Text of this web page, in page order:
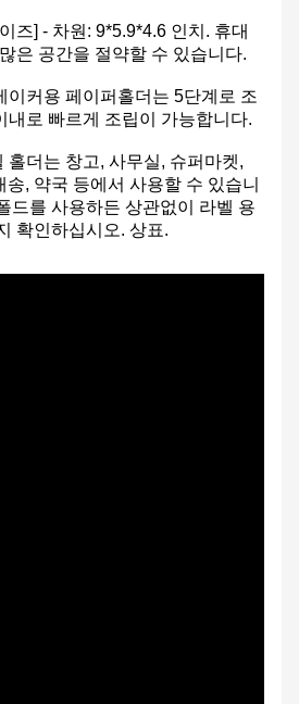
즈] - 차원: 9*5.9*4.6 인치. 휴대
은 공간을 절약할 수 있습니다.
이커용 페이퍼홀더는 5단계로 조
내로 빠르게 조립이 가능합니다.
홀더는 창고, 사무실, 슈퍼마켓,
, 약국 등에서 사용할 수 있습니
드를 사용하든 상관없이 라벨 용
확인하십시오. 상표.